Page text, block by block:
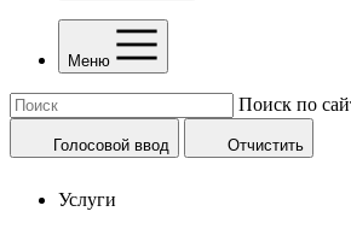
Меню
Поиск по
Голосовой ввод Отчистить
Услуги